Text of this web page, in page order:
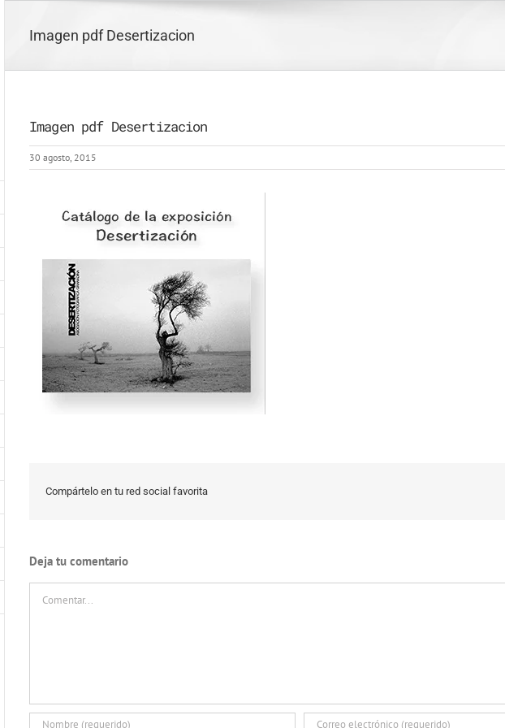
Imagen pdf Desertizacion
Imagen pdf Desertizacion
30 agosto, 2015
Compártelo en tu red social favorita
Deja tu comentario